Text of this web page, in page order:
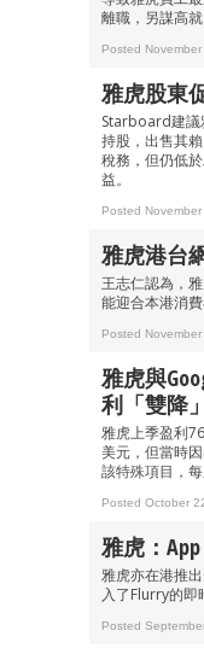
離職，另謀高就
Posted
雅虎股東
Starboard建議
持股，出售其
稅務，但仍低
益。
Posted
雅虎港台
王志仁認為，
能迎合本港消費
Posted
雅虎與
利「雙降
雅虎上季盈利
美元，但當時
該特殊項目，
Posted October
雅虎：
雅虎亦在港推
入了Flurry的即
Posted